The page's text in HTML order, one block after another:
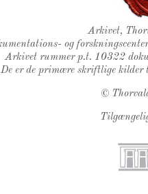
Arkivet,
og
Arkivet rummer p.t. 10322
De er de primære skriftlige kilder
©